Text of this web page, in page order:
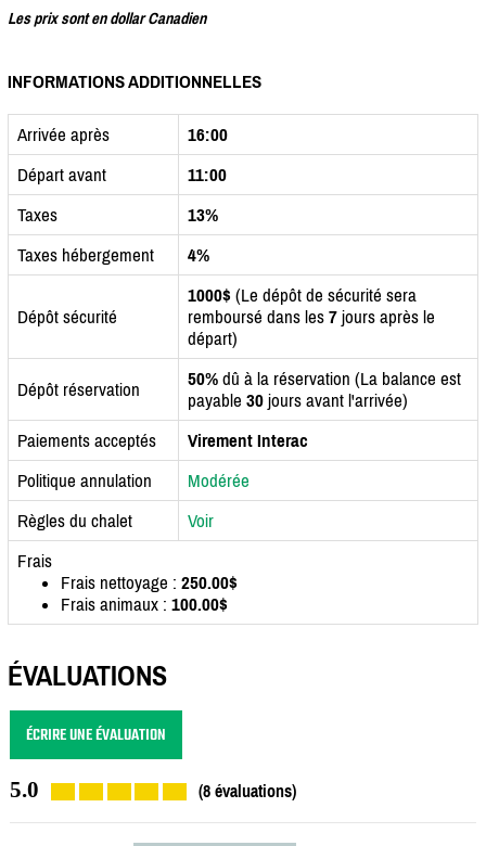
Les prix sont en dollar Canadien
INFORMATIONS ADDITIONNELLES
Arrivée après
16:00
Départ avant
11:00
Taxes
13%
Taxes hébergement
4%
Dépôt sécurité
1000$ (Le dépôt de sécurité sera
remboursé dans les 7 jours après le
départ)
Dépôt réservation 50% dû à la réservation (La balance est
payable 30 jours avant l'arrivée)
Paiements acceptés
Virement Interac
Politique annulation
Modérée
Règles du chalet
Voir
Frais
Frais nettoyage : 250.00$
Frais animaux : 100.00$
ÉVALUATIONS
ÉCRIRE UNE ÉVALUATION
5.0 (8 évaluations)